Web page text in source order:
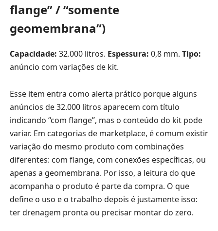
flange” / “somente
geomembrana”)
Capacidade: 32.000 litros. Espessura: 0,8 mm. Tipo:
anúncio com variações de kit.
Esse item entra como alerta prático porque alguns
anúncios de 32.000 litros aparecem com título
indicando “com flange”, mas o conteúdo do kit pode
variar. Em categorias de marketplace, é comum existir
variação do mesmo produto com combinações
diferentes: com flange, com conexões específicas, ou
apenas a geomembrana. Por isso, a leitura do que
acompanha o produto é parte da compra. O que
define o uso e o trabalho depois é justamente isso:
ter drenagem pronta ou precisar montar do zero.